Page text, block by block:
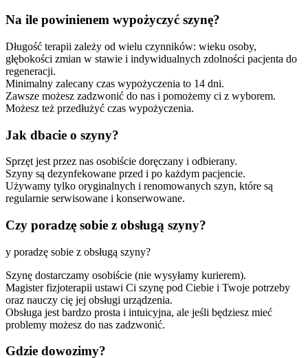
Na ile powinienem wypożyczyć szynę?
Długość terapii zależy od wielu czynników: wieku osoby,
głębokości zmian w stawie i indywidualnych zdolności pacjenta do
regeneracji.
Minimalny zalecany czas wypożyczenia to 14 dni.
Zawsze możesz zadzwonić do nas i pomożemy ci z wyborem.
Możesz też przedłużyć czas wypożyczenia.
Jak dbacie o szyny?
Sprzęt jest przez nas osobiście doręczany i odbierany.
Szyny są dezynfekowane przed i po każdym pacjencie.
Używamy tylko oryginalnych i renomowanych szyn, które są
regularnie serwisowane i konserwowane.
Czy poradzę sobie z obsługą szyny?
y poradzę sobie z obsługą szyny?
Szynę dostarczamy osobiście (nie wysyłamy kurierem).
Magister fizjoterapii ustawi Ci szynę pod Ciebie i Twoje potrzeby
oraz nauczy cię jej obsługi urządzenia.
Obsługa jest bardzo prosta i intuicyjna, ale jeśli będziesz mieć
problemy możesz do nas zadzwonić.
Gdzie dowozimy?